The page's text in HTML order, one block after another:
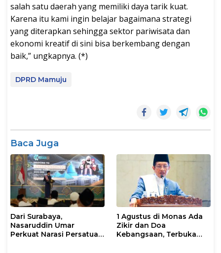
salah satu daerah yang memiliki daya tarik kuat.
Karena itu kami ingin belajar bagaimana strategi
yang diterapkan sehingga sektor pariwisata dan
ekonomi kreatif di sini bisa berkembang dengan
baik,” ungkapnya. (*)
DPRD Mamuju
Baca Juga
Dari Surabaya,
Nasaruddin Umar
Perkuat Narasi Persatuan
1 Agustus di Monas Ada
Zikir dan Doa
Kebangsaan, Terbuka